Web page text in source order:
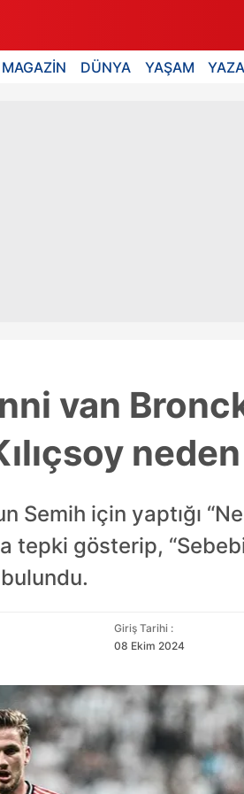
MAGAZİN DÜNYA YAŞAM
van
Semih için yaptığı
tepki gösterip,
Giriş Tarihi :
08 Ekim 2024